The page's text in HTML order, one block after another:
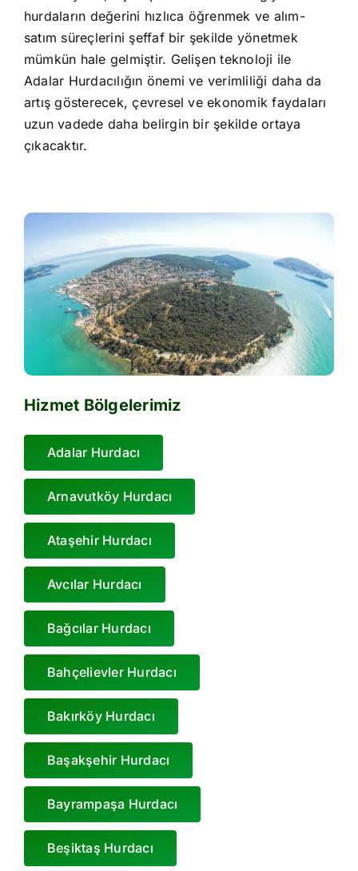
hurdaların değerini hızlıca öğrenmek ve alım-
satım süreçlerini şeffaf bir şekilde yönetmek
mümkün hale gelmiştir. Gelişen teknoloji ile
Adalar Hurdacılığın önemi ve verimliliği daha da
artış gösterecek, çevresel ve ekonomik faydaları
uzun vadede daha belirgin bir şekilde ortaya
çıkacaktır.
Hizmet Bölgelerimiz
Adalar Hurdacı
Arnavutköy Hurdacı
Ataşehir Hurdacı
Avcılar Hurdacı
Bağcılar Hurdacı
Bahçelievler Hurdacı
Bakırköy Hurdacı
Başakşehir Hurdacı
Bayrampaşa Hurdacı
Beşiktaş Hurdacı